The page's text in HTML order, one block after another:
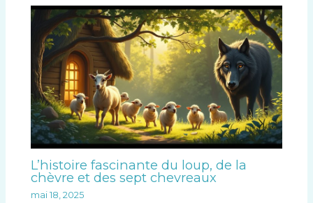
L’histoire fascinante du loup, de la
chèvre et des sept chevreaux
mai 18, 2025